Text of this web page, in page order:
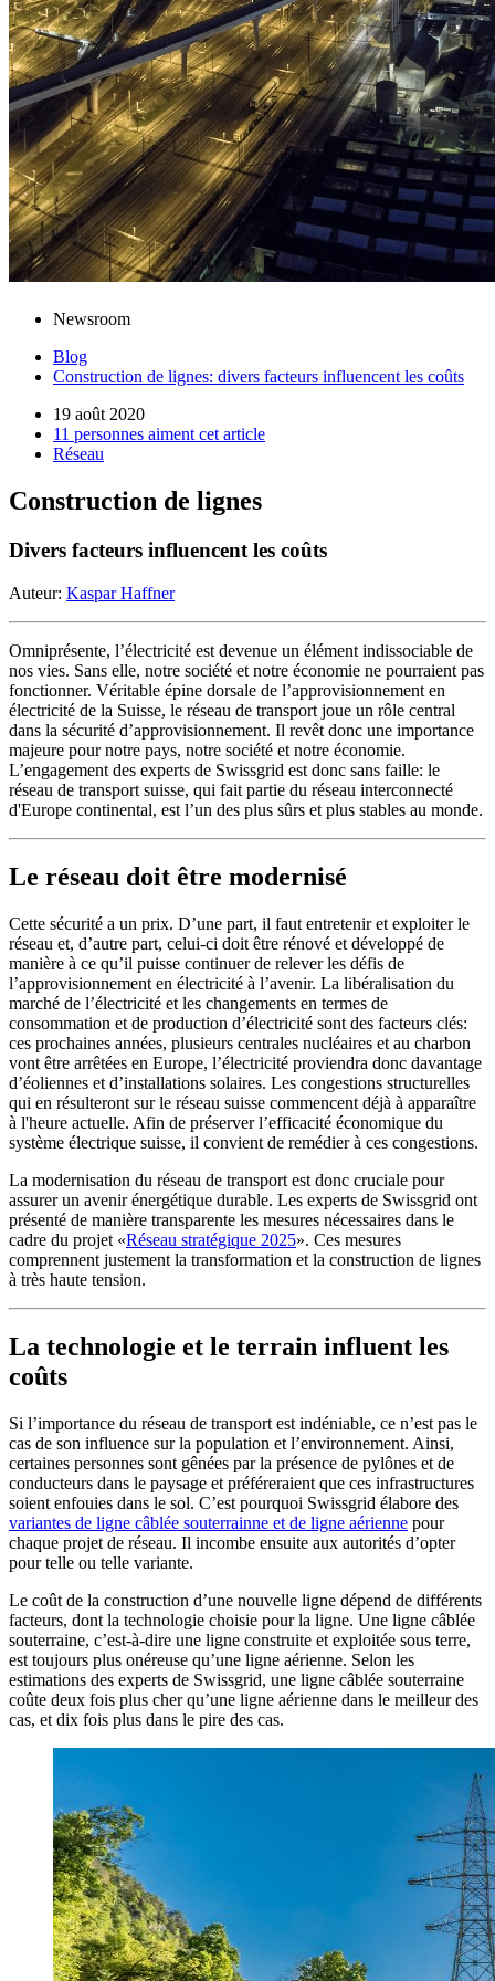
Newsroom
Blog
Construction de lignes: divers facteurs influencent les coûts
19 août 2020
11 personnes aiment cet article
Réseau
Construction de lignes
Divers facteurs influencent les coûts
Auteur: Kaspar Haffner
Omniprésente, l’électricité est devenue un élément indissociable de
nos vies. Sans elle, notre société et notre économie ne pourraient pas
fonctionner. Véritable épine dorsale de l’approvisionnement en
électricité de la Suisse, le réseau de transport joue un rôle central
dans la sécurité d’approvisionnement. Il revêt donc une importance
majeure pour notre pays, notre société et notre économie.
L’engagement des experts de Swissgrid est donc sans faille: le
réseau de transport suisse, qui fait partie du réseau interconnecté
d'Europe continental, est l’un des plus sûrs et plus stables au monde.
Le réseau doit être modernisé
Cette sécurité a un prix. D’une part, il faut entretenir et exploiter le
réseau et, d’autre part, celui-ci doit être rénové et développé de
manière à ce qu’il puisse continuer de relever les défis de
l’approvisionnement en électricité à l’avenir. La libéralisation du
marché de l’électricité et les changements en termes de
consommation et de production d’électricité sont des facteurs clés:
ces prochaines années, plusieurs centrales nucléaires et au charbon
vont être arrêtées en Europe, l’électricité proviendra donc davantage
d’éoliennes et d’installations solaires. Les congestions structurelles
qui en résulteront sur le réseau suisse commencent déjà à apparaître
à l'heure actuelle. Afin de préserver l’efficacité économique du
système électrique suisse, il convient de remédier à ces congestions.
La modernisation du réseau de transport est donc cruciale pour
assurer un avenir énergétique durable. Les experts de Swissgrid ont
présenté de manière transparente les mesures nécessaires dans le
cadre du projet «Réseau stratégique 2025». Ces mesures
comprennent justement la transformation et la construction de lignes
à très haute tension.
La technologie et le terrain influent les
coûts
Si l’importance du réseau de transport est indéniable, ce n’est pas le
cas de son influence sur la population et l’environnement. Ainsi,
certaines personnes sont gênées par la présence de pylônes et de
conducteurs dans le paysage et préféreraient que ces infrastructures
soient enfouies dans le sol. C’est pourquoi Swissgrid élabore des
variantes de ligne câblée souterrainne et de ligne aérienne pour
chaque projet de réseau. Il incombe ensuite aux autorités d’opter
pour telle ou telle variante.
Le coût de la construction d’une nouvelle ligne dépend de différents
facteurs, dont la technologie choisie pour la ligne. Une ligne câblée
souterraine, c’est-à-dire une ligne construite et exploitée sous terre,
est toujours plus onéreuse qu’une ligne aérienne. Selon les
estimations des experts de Swissgrid, une ligne câblée souterraine
coûte deux fois plus cher qu’une ligne aérienne dans le meilleur des
cas, et dix fois plus dans le pire des cas.